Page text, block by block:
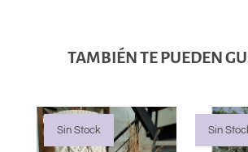
TAMBIÉN TE PUEDEN
Sin Stock Sin